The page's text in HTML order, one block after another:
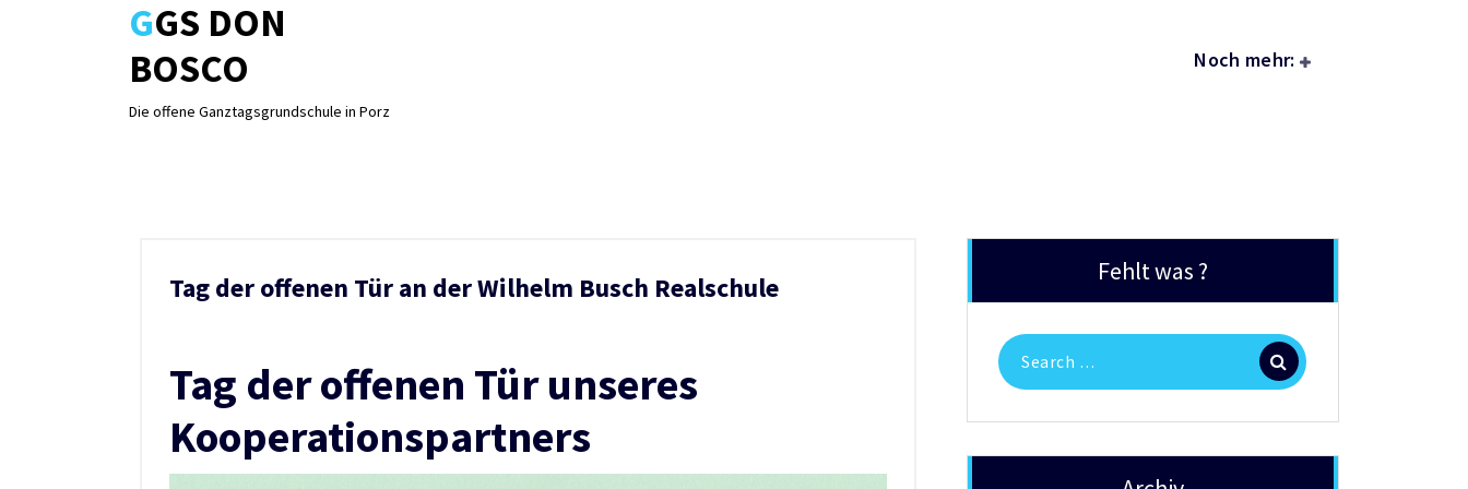
GGS DON
BOSCO
Die offene Ganztagsgrundschule in Porz
Noch mehr:
Tag der offenen Tür an der Wilhelm Busch Realschule
Tag der offenen Tür unseres
Kooperationspartners
Fehlt was ?
Search
for: